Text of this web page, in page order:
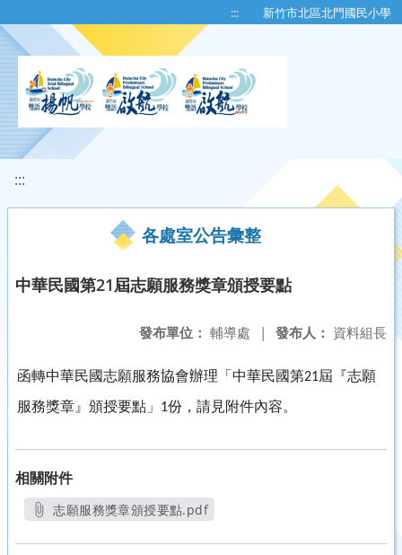
::: 新竹市北區北門國民小學
:::
各處室公告彙整
中華民國第21屆志願服務獎章頒授要點
發布人： 資料組長
發布單位： 輔導處 |
函轉中華民國志願服務協會辦理「中華民國第21屆『志願
服務獎章』頒授要點」 1份，請見附件內容。
相關附件
志願服務獎章頒授要點.pdf